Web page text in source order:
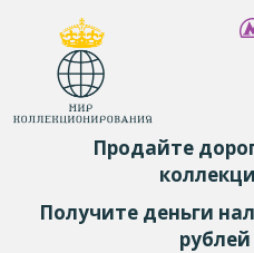
Продайте
Получите деньги
рублей